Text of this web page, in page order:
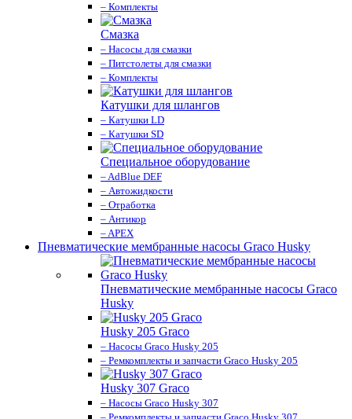
– Комплекты
Смазка
– Насосы для смазки
– Питстолеты для смазки
– Комплекты
Катушки для шлангов
– Катушки LD
– Катушки SD
Специальное оборудование
– AdBlue DEF
– Автожидкости
– Отработка
– Антикор
– APEX
Пневматические мембранные насосы Graco Husky
Пневматические мембранные насосы Graco
Husky
Husky 205 Graco
– Насосы Graco Husky 205
– Ремкомплекты и запчасти Graco Husky 205
Husky 307 Graco
– Насосы Graco Husky 307